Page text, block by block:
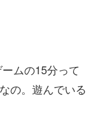
ムの15分って
の。遊んでいる